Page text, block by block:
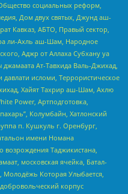
социальных реформ,
Дом двух святых, Джунд аш-
Кавказ, АБТО, Правый сектор,
ли-Ахль аш-Шам, Народное
Аджр от Аллаха Субхану уа
Ат-Тавхида Валь-Джихад,
исломи, Террористическое
Хайят Тахрир аш-Шам, Ахлю
Power, Артподготовка,
Колумбайн, Хатлонский
п. Кушкуль г. Оренбург,
имени Номана
возрождения Таджикистана,
московская ячейка, Батал-
Которая Улыбается,
корпус